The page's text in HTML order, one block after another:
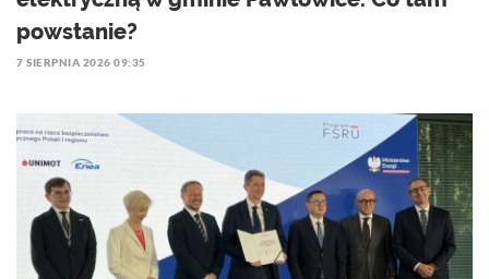
powstanie?
7 SIERPNIA 2026 09:35